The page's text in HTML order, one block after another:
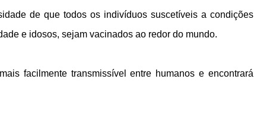
de que todos os indivíduos suscetíveis a condições
e idosos, sejam vacinados ao redor do mundo.
facilmente transmissível entre humanos e encontrará